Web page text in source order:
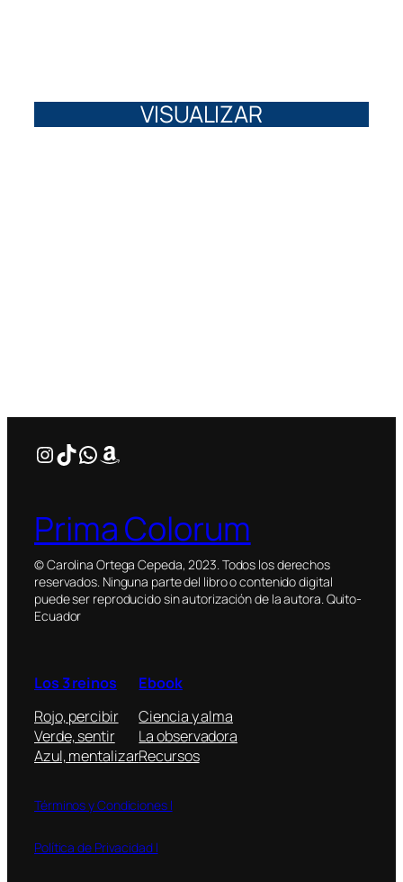
VISUALIZAR
Instagram
TikTok
WhatsApp
Amazon
Prima Colorum
© Carolina Ortega Cepeda, 2023. Todos los derechos
reservados. Ninguna parte del libro o contenido digital
puede ser reproducido sin autorización de la autora. Quito-
Ecuador
Los 3 reinos
Rojo, percibir
Verde, sentir
Azul, mentalizar
Ebook
Ciencia y alma
La observadora
Recursos
Términos y Condiciones l
Política de Privacidad l